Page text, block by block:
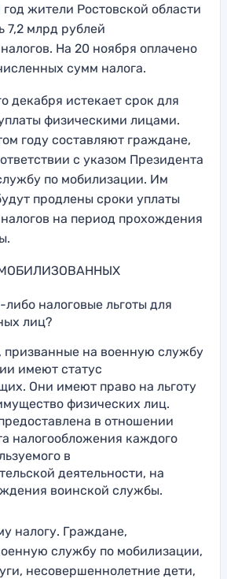
год жители Ростовской области
7,2 млрд рублей
На 20 ноября оплачено
сумм налога.
декабря истекает срок для
физическими лицами.
году составляют граждане,
с указом Президента
по мобилизации. Им
продлены сроки уплаты
на период прохождения
либо налоговые льготы для
лиц?
на военную службу
имеют статус
Они имеют право на льготу
физических лиц.
в отношении
налогообложения каждого
в
деятельности, на
воинской службы.
налогу. Граждане,
службу по мобилизации,
несовершеннолетние дети,